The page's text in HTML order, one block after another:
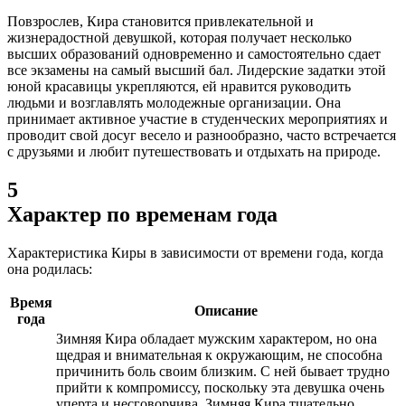
Повзрослев, Кира становится привлекательной и
жизнерадостной девушкой, которая получает несколько
высших образований одновременно и самостоятельно сдает
все экзамены на самый высший бал. Лидерские задатки этой
юной красавицы укрепляются, ей нравится руководить
людьми и возглавлять молодежные организации. Она
принимает активное участие в студенческих мероприятиях и
проводит свой досуг весело и разнообразно, часто встречается
с друзьями и любит путешествовать и отдыхать на природе.
5
Характер по временам года
Характеристика Киры в зависимости от времени года, когда
она родилась:
Время
года
Описание
Зимняя Кира обладает мужским характером, но она
щедрая и внимательная к окружающим, не способна
причинить боль своим близким. С ней бывает трудно
прийти к компромиссу, поскольку эта девушка очень